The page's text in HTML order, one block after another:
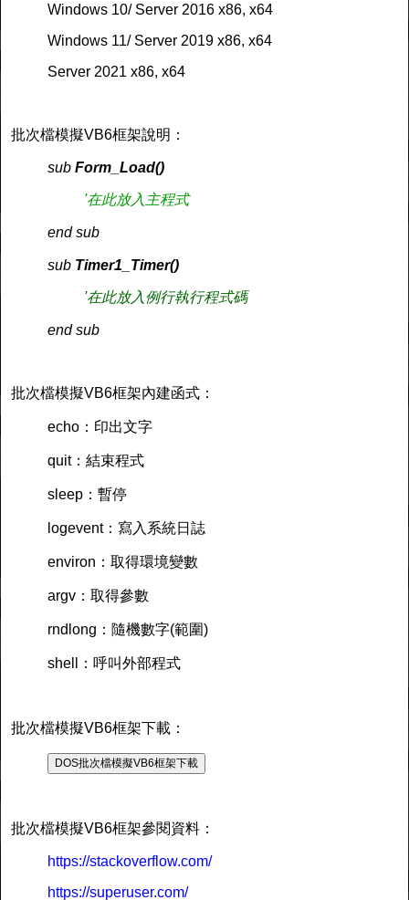
Windows 10/ Server 2016 x86, x64
Windows 11/ Server 2019 x86, x64
Server 2021 x86, x64
批次檔模擬VB6框架說明：
sub Form_Load()
'在此放入主程式
end sub
sub Timer1_Timer()
'在此放入例行執行程式碼
end sub
批次檔模擬VB6框架內建函式：
echo：印出文字
quit：結束程式
sleep：暫停
logevent：寫入系統日誌
environ：取得環境變數
argv：取得參數
rndlong：隨機數字(範圍)
shell：呼叫外部程式
批次檔模擬VB6框架下載：
DOS批次檔模擬VB6框架下載
批次檔模擬VB6框架參閱資料：
https://stackoverflow.com/
https://superuser.com/